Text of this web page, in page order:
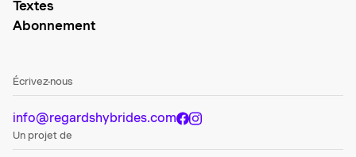
Textes
Abonnement
Écrivez-nous
info@regardshybrides.com
Un projet de